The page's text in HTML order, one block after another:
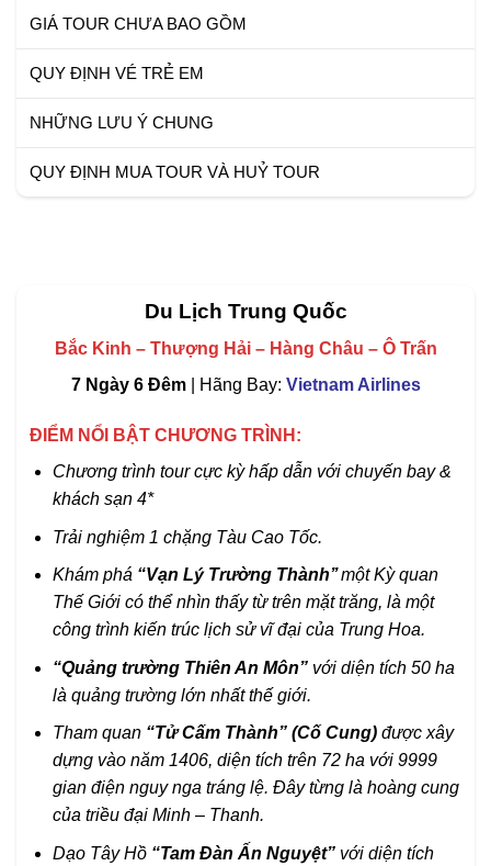
GIÁ TOUR CHƯA BAO GỒM
QUY ĐỊNH VÉ TRẺ EM
NHỮNG LƯU Ý CHUNG
QUY ĐỊNH MUA TOUR VÀ HUỶ TOUR
Du Lịch Trung Quốc
Bắc Kinh – Thượng Hải – Hàng Châu – Ô Trấn
7 Ngày 6 Đêm| Hãng Bay: Vietnam Airlines
ĐIỂM NỔI BẬT CHƯƠNG TRÌNH:
Chương trình tour cực kỳ hấp dẫn với chuyến bay &
khách sạn 4*
Trải nghiệm 1 chặng Tàu Cao Tốc.
Khám phá “Vạn Lý Trường Thành’’một Kỳ quan
Thế Giới có thể nhìn thấy từ trên mặt trăng, là một
công trình kiến trúc lịch sử vĩ đại của Trung Hoa.
“Quảng trường Thiên An Môn” với diện tích 50 ha
là quảng trường lớn nhất thế giới.
Tham quan “Tử Cấm Thành” (Cố Cung)được xây
dựng vào năm 1406, diện tích trên 72 ha với 9999
gian điện nguy nga tráng lệ. Đây từng là hoàng cung
của triều đại Minh – Thanh.
Dạo Tây Hồ“Tam Đàn Ấn Nguyệt” với diện tích